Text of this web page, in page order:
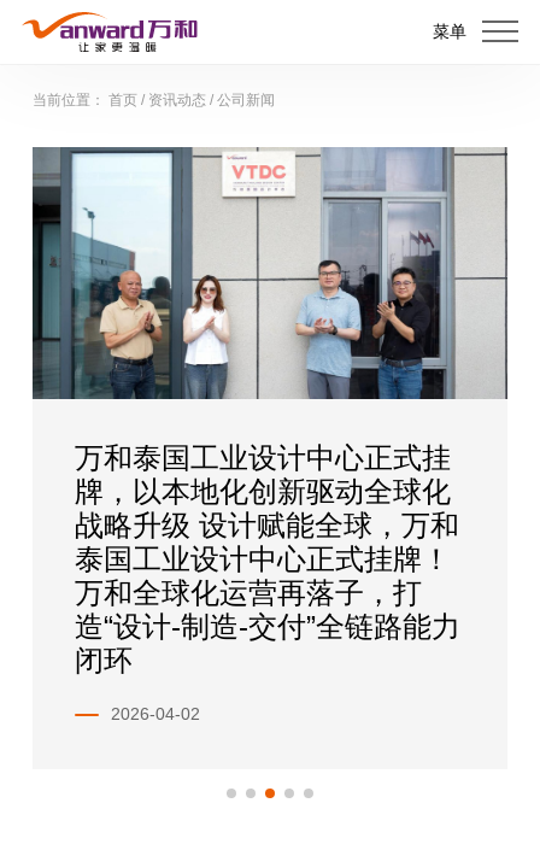
菜单
当前位置： 首页/ 资讯动态 / 公司新闻
万和泰国工业设计中心正式挂
牌，以本地化创新驱动全球化
战略升级 设计赋能全球，万和
泰国工业设计中心正式挂牌！
万和全球化运营再落子，打
造“设计-制造-交付”全链路能力
闭环
2026-04-02